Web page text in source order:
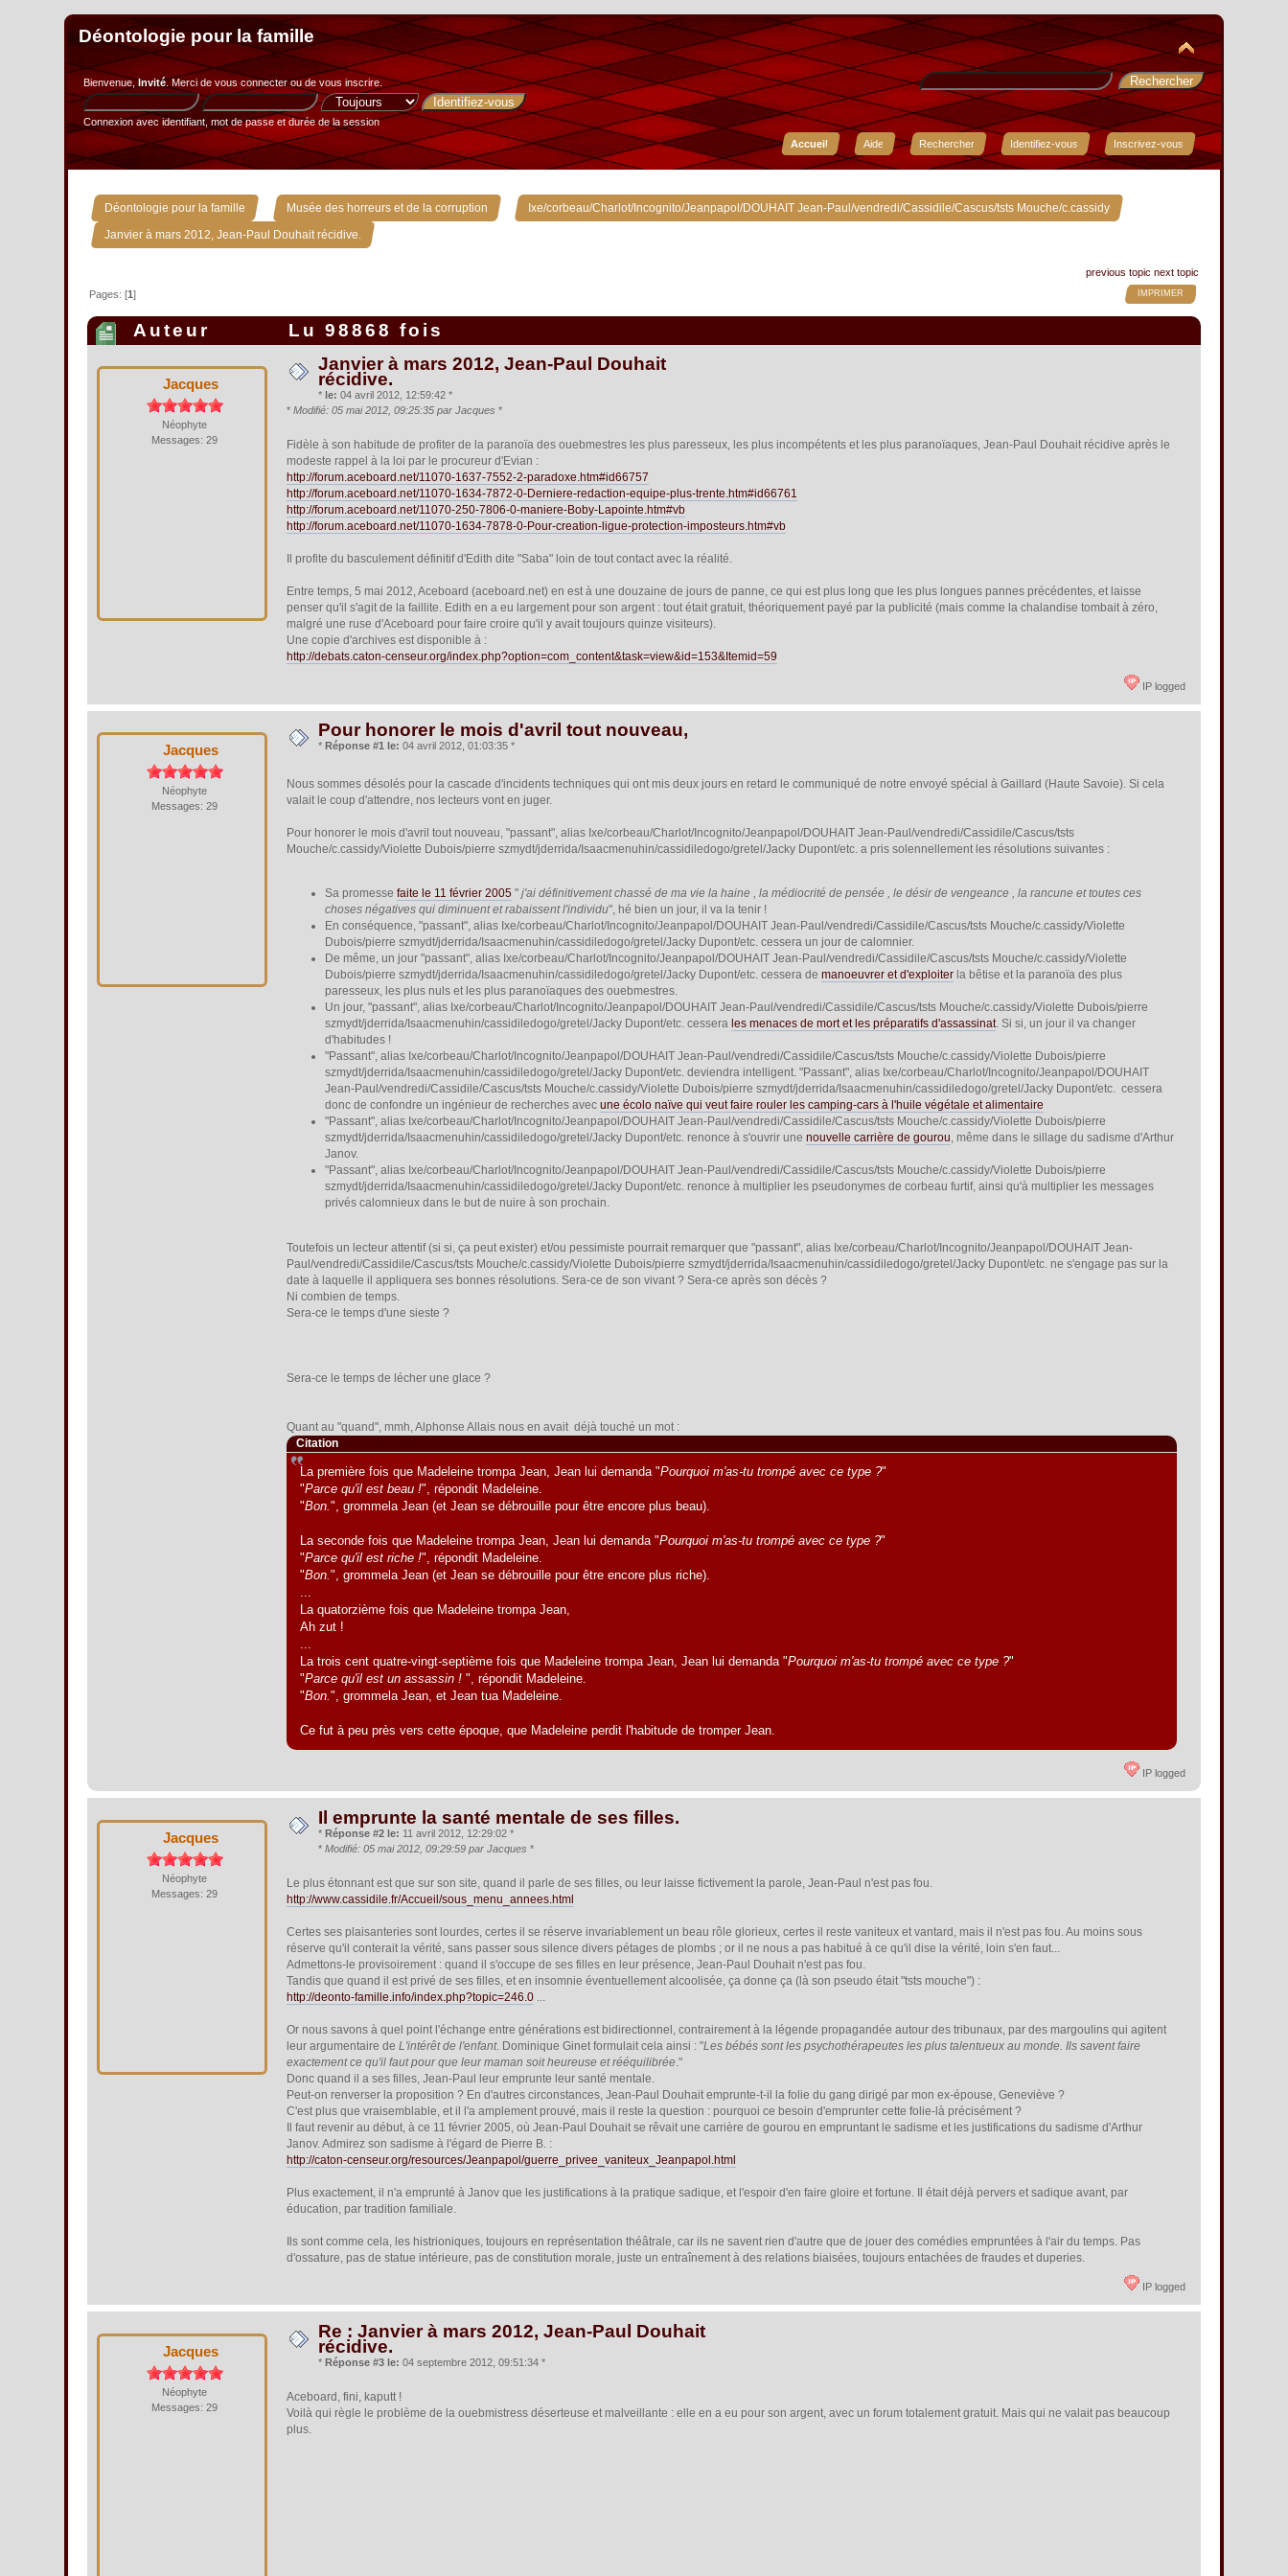
Déontologie pour la famille
Bienvenue,Invité. Merci devous connecterou devous inscrire.
Connexion avec identifiant, mot de passe et durée de la session
Accueil
Aide Rechercher Identifiez-vous Inscrivez-vous
Déontologie pour la famille » Musée des horreurs et de la corruption » Ixe/corbeau/Charlot/Incognito/Jeanpapol/DOUHAIT Jean-Paul/vendredi/Cassidile/Cascus/tsts Mouche/c.cassidy »
Janvier à mars 2012, Jean-Paul Douhait récidive.
previous topic next topic
IMPRIMER
Pages: [1]
Auteur Lu 98868 fois
Jacques
Néophyte
Messages: 29
Janvier à mars 2012, Jean-Paul Douhait
récidive.
* le: 04 avril 2012, 12:59:42 *
*Modifié: 05 mai 2012, 09:25:35 par Jacques *
Fidèle à son habitude de profiter de la paranoïa des ouebmestres les plus paresseux, les plus incompétents et les plus paranoïaques, Jean-Paul Douhait récidive après le
modeste rappel à la loi par le procureur d'Evian :
http://forum.aceboard.net/11070-1637-7552-2-paradoxe.htm#id66757
http://forum.aceboard.net/11070-1634-7872-0-Derniere-redaction-equipe-plus-trente.htm#id66761
http://forum.aceboard.net/11070-250-7806-0-maniere-Boby-Lapointe.htm#vb
http://forum.aceboard.net/11070-1634-7878-0-Pour-creation-ligue-protection-imposteurs.htm#vb
Il profite du basculement définitif d'Edith dite "Saba" loin de tout contact avec la réalité.
Entre temps, 5 mai 2012, Aceboard (aceboard.net) en est à une douzaine de jours de panne, ce qui est plus long que les plus longues pannes précédentes, et laisse
penser qu'il s'agit de la faillite. Edith en a eu largement pour son argent : tout était gratuit, théoriquement payé par la publicité (mais comme la chalandise tombait à zéro,
malgré une ruse d'Aceboard pour faire croire qu'il y avait toujours quinze visiteurs).
Une copie d'archives est disponible à :
http://debats.caton-censeur.org/index.php?option=com_content&task=view&id=153&Itemid=59
IP logged
Jacques
Néophyte
Messages: 29
Pour honorer le mois d'avril tout nouveau,
* Réponse #1 le: 04 avril 2012, 01:03:35 *
Nous sommes désolés pour la cascade d'incidents techniques qui ont mis deux jours en retard le communiqué de notre envoyé spécial à Gaillard (Haute Savoie). Si cela
valait le coup d'attendre, nos lecteurs vont en juger.
Pour honorer le mois d'avril tout nouveau, "passant", alias Ixe/corbeau/Charlot/Incognito/Jeanpapol/DOUHAIT Jean-Paul/vendredi/Cassidile/Cascus/tsts
Mouche/c.cassidy/Violette Dubois/pierre szmydt/jderrida/Isaacmenuhin/cassidiledogo/gretel/Jacky Dupont/etc. a pris solennellement les résolutions suivantes :
Sa promessefaite le 11 février 2005 " j'ai définitivement chassé de ma vie la haine , la médiocrité de pensée , le désir de vengeance , la rancune et toutes ces
choses négatives qui diminuent et rabaissent l'individu", hé bien un jour, il va la tenir !
En conséquence, "passant", alias Ixe/corbeau/Charlot/Incognito/Jeanpapol/DOUHAIT Jean-Paul/vendredi/Cassidile/Cascus/tsts Mouche/c.cassidy/Violette
Dubois/pierre szmydt/jderrida/Isaacmenuhin/cassidiledogo/gretel/Jacky Dupont/etc. cessera un jour de calomnier.
De même, un jour "passant", alias Ixe/corbeau/Charlot/Incognito/Jeanpapol/DOUHAIT Jean-Paul/vendredi/Cassidile/Cascus/tsts Mouche/c.cassidy/Violette
Dubois/pierre szmydt/jderrida/Isaacmenuhin/cassidiledogo/gretel/Jacky Dupont/etc. cessera demanoeuvrer et d'exploiter la bêtise et la paranoïa des plus
paresseux, les plus nuls et les plus paranoïaques des ouebmestres.
Un jour, "passant", alias Ixe/corbeau/Charlot/Incognito/Jeanpapol/DOUHAIT Jean-Paul/vendredi/Cassidile/Cascus/tsts Mouche/c.cassidy/Violette Dubois/pierre
szmydt/jderrida/Isaacmenuhin/cassidiledogo/gretel/Jacky Dupont/etc. cessera les menaces de mort et les préparatifs d'assassinat. Si si, un jour il va changer
d'habitudes !
"Passant", alias Ixe/corbeau/Charlot/Incognito/Jeanpapol/DOUHAIT Jean-Paul/vendredi/Cassidile/Cascus/tsts Mouche/c.cassidy/Violette Dubois/pierre
szmydt/jderrida/Isaacmenuhin/cassidiledogo/gretel/Jacky Dupont/etc. deviendra intelligent. "Passant", alias Ixe/corbeau/Charlot/Incognito/Jeanpapol/DOUHAIT
Jean-Paul/vendredi/Cassidile/Cascus/tsts Mouche/c.cassidy/Violette Dubois/pierre szmydt/jderrida/Isaacmenuhin/cassidiledogo/gretel/Jacky Dupont/etc. cessera
donc de confondre un ingénieur de recherches avecune écolo naïve qui veut faire rouler les camping-cars à l'huile végétale et alimentaire
"Passant", alias Ixe/corbeau/Charlot/Incognito/Jeanpapol/DOUHAIT Jean-Paul/vendredi/Cassidile/Cascus/tsts Mouche/c.cassidy/Violette Dubois/pierre
szmydt/jderrida/Isaacmenuhin/cassidiledogo/gretel/Jacky Dupont/etc. renonce à s'ouvrir unenouvelle carrière de gourou, même dans le sillage du sadisme d'Arthur
Janov.
"Passant", alias Ixe/corbeau/Charlot/Incognito/Jeanpapol/DOUHAIT Jean-Paul/vendredi/Cassidile/Cascus/tsts Mouche/c.cassidy/Violette Dubois/pierre
szmydt/jderrida/Isaacmenuhin/cassidiledogo/gretel/Jacky Dupont/etc. renonce à multiplier les pseudonymes de corbeau furtif, ainsi qu'à multiplier les messages
privés calomnieux dans le but de nuire à son prochain.
Toutefois un lecteur attentif (si si, ça peut exister) et/ou pessimiste pourrait remarquer que "passant", alias Ixe/corbeau/Charlot/Incognito/Jeanpapol/DOUHAIT Jean-
Paul/vendredi/Cassidile/Cascus/tsts Mouche/c.cassidy/Violette Dubois/pierre szmydt/jderrida/Isaacmenuhin/cassidiledogo/gretel/Jacky Dupont/etc. ne s'engage pas sur la
date à laquelle il appliquera ses bonnes résolutions. Sera-ce de son vivant ? Sera-ce après son décès ?
Ni combien de temps.
Sera-ce le temps d'une sieste ?
Sera-ce le temps de lécher une glace ?
Quant au "quand", mmh, Alphonse Allais nous en avait déjà touché un mot :
Citation
La première fois que Madeleine trompa Jean, Jean lui demanda "Pourquoi m'as-tu trompé avec ce type ?"
"Parce qu'il est beau !", répondit Madeleine.
"Bon.", grommela Jean (et Jean se débrouille pour être encore plus beau).
La seconde fois que Madeleine trompa Jean, Jean lui demanda "Pourquoi m'as-tu trompé avec ce type ?"
"Parce qu'il est riche !", répondit Madeleine.
"Bon.", grommela Jean (et Jean se débrouille pour être encore plus riche).
La quatorzième fois que Madeleine trompa Jean,
Ah zut !
La trois cent quatre-vingt-septième fois que Madeleine trompa Jean, Jean lui demanda "Pourquoi m'as-tu trompé avec ce type ?"
"Parce qu'il est un assassin !", répondit Madeleine.
"Bon.", grommela Jean, et Jean tua Madeleine.
Ce fut à peu près vers cette époque, que Madeleine perdit l'habitude de tromper Jean.
IP logged
Jacques
Néophyte
Messages: 29
Il emprunte la santé mentale de ses filles.
* Réponse #2 le: 11 avril 2012, 12:29:02 *
* Modifié: 05 mai 2012, 09:29:59 par Jacques *
Le plus étonnant est que sur son site, quand il parle de ses filles, ou leur laisse fictivement la parole, Jean-Paul n'est pas fou.
http://www.cassidile.fr/Accueil/sous_menu_annees.html
Certes ses plaisanteries sont lourdes, certes il se réserve invariablement un beau rôle glorieux, certes il reste vaniteux et vantard, mais il n'est pas fou. Au moins sous
réserve qu'il conterait la vérité, sans passer sous silence divers pétages de plombs ; or il ne nous a pas habitué à ce qu'il dise la vérité, loin s'en faut...
Admettons-le provisoirement : quand il s'occupe de ses filles en leur présence, Jean-Paul Douhait n'est pas fou.
Tandis que quand il est privé de ses filles, et en insomnie éventuellement alcoolisée, ça donne ça (là son pseudo était "tsts mouche") :
http://deonto-famille.info/index.php?topic=246.0
Or nous savons à quel point l'échange entre générations est bidirectionnel, contrairement à la légende propagandée autour des tribunaux, par des margoulins qui agitent
leur argumentaire deL'intérêt de l'enfant. Dominique Ginet formulait cela ainsi : "Les bébés sont les psychothérapeutes les plus talentueux au monde. Ils savent faire
exactement ce qu'il faut pour que leur maman soit heureuse et rééquilibrée ."
Donc quand il a ses filles, Jean-Paul leur emprunte leur santé mentale.
Peut-on renverser la proposition ? En d'autres circonstances, Jean-Paul Douhait emprunte-t-il la folie du gang dirigé par mon ex-épouse, Geneviève ?
C'est plus que vraisemblable, et il l'a amplement prouvé, mais il reste la question : pourquoi ce besoin d'emprunter cette folie-là précisément ?
Il faut revenir au début, à ce 11 février 2005, où Jean-Paul Douhait se rêvait une carrière de gourou en empruntant le sadisme et les justifications du sadisme d'Arthur
Janov. Admirez son sadisme à l'égard de Pierre B. :
http://caton-censeur.org/resources/Jeanpapol/guerre_privee_vaniteux_Jeanpapol.html
Plus exactement, il n'a emprunté à Janov que les justifications à la pratique sadique, et l'espoir d'en faire gloire et fortune. Il était déjà pervers et sadique avant, par
éducation, par tradition familiale.
Ils sont comme cela, les histrioniques, toujours en représentation théâtrale, car ils ne savent rien d'autre que de jouer des comédies empruntées à l'air du temps. Pas
d'ossature, pas de statue intérieure, pas de constitution morale, juste un entraînement à des relations biaisées, toujours entachées de fraudes et duperies.
IP logged
Jacques
Néophyte
Messages: 29
Re : Janvier à mars 2012, Jean-Paul Douhait
récidive.
* Réponse #3 le: 04 septembre 2012, 09:51:34 *
Aceboard, fini, kaputt !
Voilà qui règle le problème de la ouebmistress déserteuse et malveillante : elle en a eu pour son argent, avec un forum totalement gratuit. Mais qui ne valait pas beaucoup
plus.